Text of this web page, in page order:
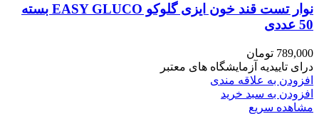
نوار تست قند خون ایزی گلوکو EASY GLUCO بسته
50 عددی
789,000 تومان
درای تاییدیه آزمایشگاه های معتبر
افزودن به علاقه مندی
افزودن به سبد خرید
مشاهده سریع